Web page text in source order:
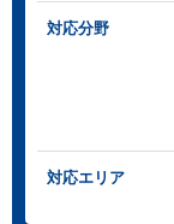
対応分野
対応エリア